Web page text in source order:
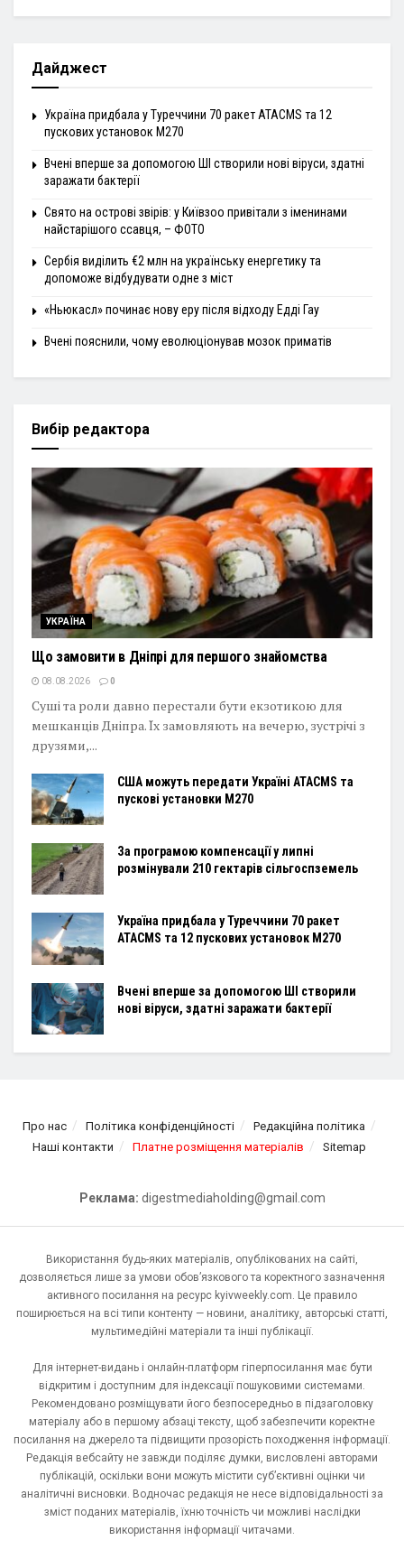
Дайджест
Україна придбала у Туреччини 70 ракет ATACMS та 12
пускових установок M270
Вчені вперше за допомогою ШІ створили нові віруси, здатні
заражати бактерії
Свято на острові звірів: у Київзоо привітали з іменинами
найстарішого ссавця, – ФОТО
Сербія виділить €2 млн на українську енергетику та
допоможе відбудувати одне з міст
«Ньюкасл» починає нову еру після відходу Едді Гау
Вчені пояснили, чому еволюціонував мозок приматів
Вибір редактора
УКРАЇНА
Що замовити в Дніпрі для першого знайомства
08.08.2026 0
Суші та роли давно перестали бути екзотикою для
мешканців Дніпра. Їх замовляють на вечерю, зустрічі з
друзями,...
США можуть передати Україні ATACMS та
пускові установки M270
За програмою компенсації у липні
розмінували 210 гектарів сільгоспземель
Україна придбала у Туреччини 70 ракет
ATACMS та 12 пускових установок M270
Вчені вперше за допомогою ШІ створили
нові віруси, здатні заражати бактерії
Про нас Політика конфіденційності
Редакційна політика
Наші контакти
Платне розміщення матеріалів Sitemap
Реклама: digestmediaholding@gmail.com
Використання будь-яких матеріалів, опублікованих на сайті,
дозволяється лише за умови обов’язкового та коректного зазначення
активного посилання на ресурс kyivweekly.com. Це правило
поширюється на всі типи контенту — новини, аналітику, авторські статті,
мультимедійні матеріали та інші публікації.
Для інтернет-видань і онлайн-платформ гіперпосилання має бути
відкритим і доступним для індексації пошуковими системами.
Рекомендовано розміщувати його безпосередньо в підзаголовку
матеріалу або в першому абзаці тексту, щоб забезпечити коректне
посилання на джерело та підвищити прозорість походження інформації.
Редакція вебсайту не завжди поділяє думки, висловлені авторами
публікацій, оскільки вони можуть містити суб’єктивні оцінки чи
аналітичні висновки. Водночас редакція не несе відповідальності за
зміст поданих матеріалів, їхню точність чи можливі наслідки
використання інформації читачами.